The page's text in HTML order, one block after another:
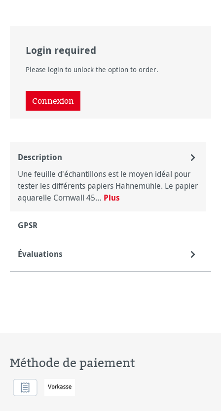
Login required
Please login to unlock the option to order.
Connexion
Description
Une feuille d'échantillons est le moyen idéal pour
tester les différents papiers Hahnemühle. Le papier
aquarelle Cornwall 45… Plus
GPSR
Évaluations
Méthode de paiement